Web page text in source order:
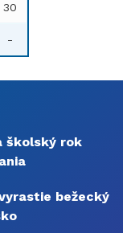
30
-
školský rok
bežecký